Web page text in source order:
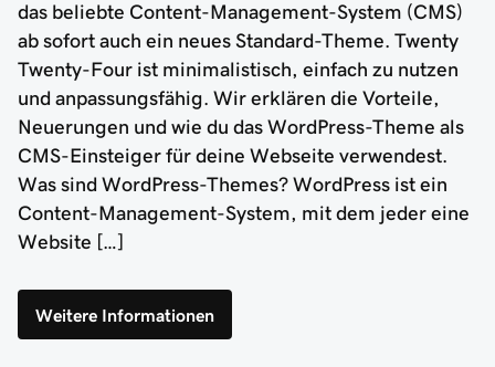
das beliebte Content-Management-System (CMS)
ab sofort auch ein neues Standard-Theme. Twenty
Twenty-Four ist minimalistisch, einfach zu nutzen
und anpassungsfähig. Wir erklären die Vorteile,
Neuerungen und wie du das WordPress-Theme als
CMS-Einsteiger für deine Webseite verwendest.
Was sind WordPress-Themes? WordPress ist ein
Content-Management-System, mit dem jeder eine
Website […]
Weitere Informationen